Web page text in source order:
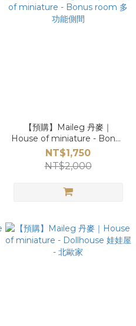
【預購】Maileg 丹麥｜
House of miniature - Bonus
room 多功能側間
NT$1,750
NT$2,000